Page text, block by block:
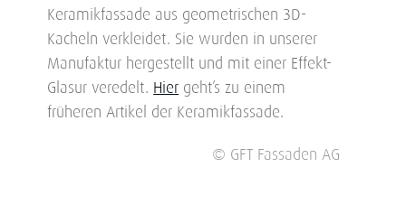
Keramikfassade aus geometrischen 3D-
Kacheln verkleidet. Sie wurden in unserer
Manufaktur hergestellt und mit einer Effekt-
Glasur veredelt. Hier geht’s zu einem
früheren Artikel der Keramikfassade.
© GFT Fassaden AG